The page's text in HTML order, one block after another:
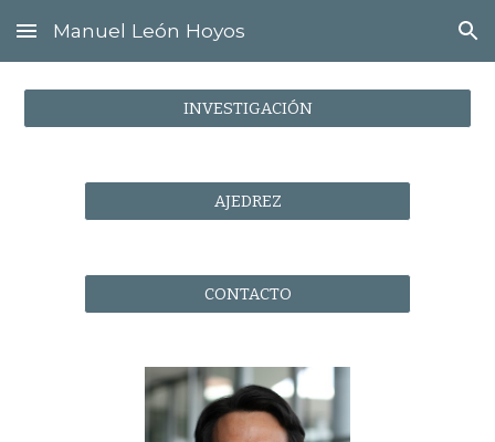
Skip to main content Skip to navigation
Manuel León Hoyos
INVESTIGACIÓN
AJEDREZ
CONTACTO